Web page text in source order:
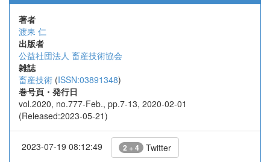
著者
渡耒 仁
出版者
公益社団法人 畜産技術協会
雑誌
畜産技術 (ISSN:03891348)
巻号頁・発行日
vol.2020, no.777-Feb., pp.7-13, 2020-02-01
(Released:2023-05-21)
2023-07-19 08:12:49 2 + 4 Twitter